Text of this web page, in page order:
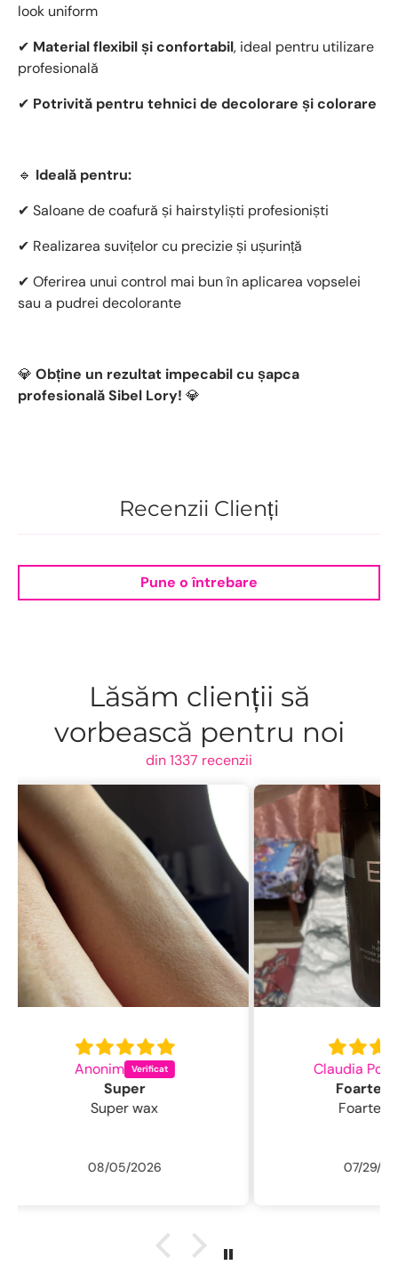
look uniform
✔ Material flexibil și confortabil, ideal pentru utilizare
profesională
✔ Potrivită pentru tehnici de decolorare și colorare
🔹 Ideală pentru:
✔ Saloane de coafură și hairstyliști profesioniști
✔ Realizarea suvițelor cu precizie și ușurință
✔ Oferirea unui control mai bun în aplicarea vopselei
sau a pudrei decolorante
💎 Obține un rezultat impecabil cu șapca
profesională Sibel Lory! 💎
Recenzii Clienți
Pune o întrebare
Lăsăm clienții să
vorbească pentru noi
din 1337 recenzii
Claudia Pop
Excelentă